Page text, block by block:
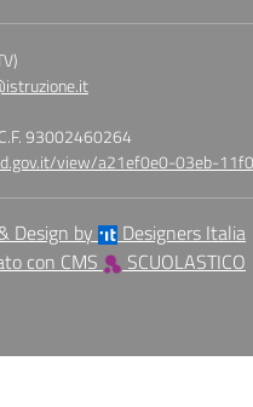
93002460264
view/a21ef0e0-03eb-
Design by
Designers Italia
con CMS
SCUOLASTICO